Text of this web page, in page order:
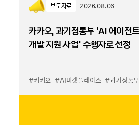
보도자료 2026.08.06
카카오, 과기정통부 ‘AI 에이전
개발 지원 사업’ 수행자로 선정
#카카오 #AI마켓플레이스 #과기정통부